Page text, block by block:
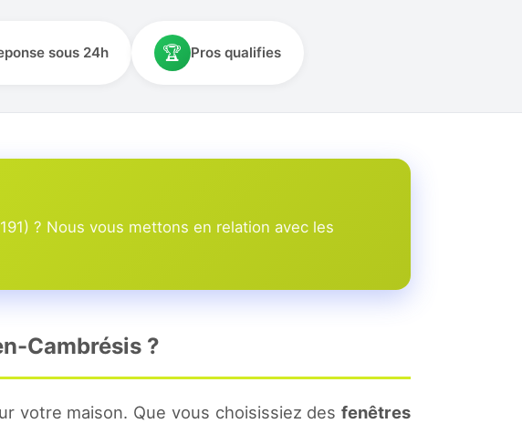
sous 24h 🏆 Pros qualifies
? Nous vous mettons en relation avec les
Cambrésis ?
votre maison. Que vous choisissiez des fenêtres